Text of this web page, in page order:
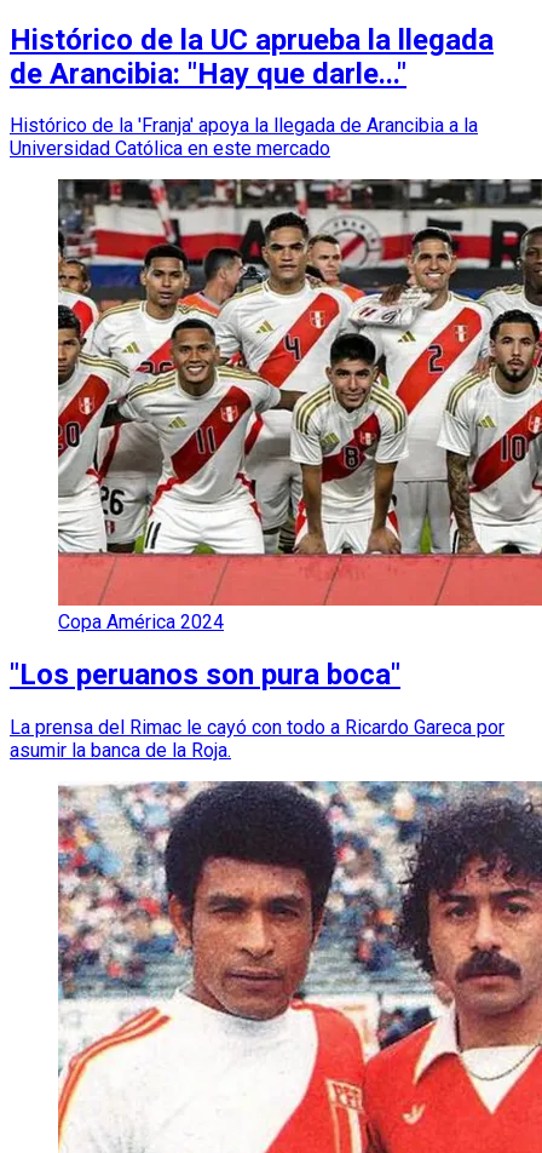
Histórico de la UC aprueba la llegada
de Arancibia: "Hay que darle..."
Histórico de la 'Franja' apoya la llegada de Arancibia a la
Universidad Católica en este mercado
Copa América 2024
"Los peruanos son pura boca"
La prensa del Rimac le cayó con todo a Ricardo Gareca por
asumir la banca de la Roja.